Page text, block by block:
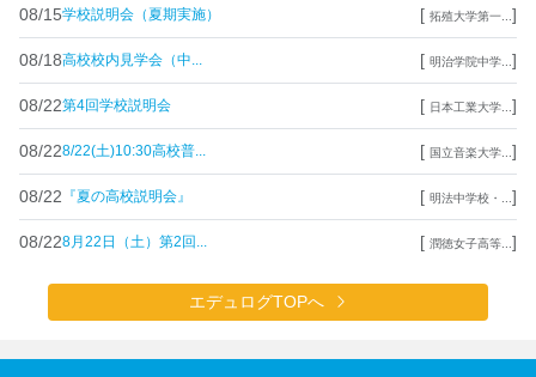
08/15学校説明会（夏期実施） [ 拓殖大学第一... ]
08/18高校校内見学会（中... [ 明治学院中学... ]
08/22第4回学校説明会 [ 日本工業大学... ]
08/228/22(土)10:30高校普... [ 国立音楽大学... ]
08/22 『夏の高校説明会』 [ 明法中学校・... ]
08/228月22日（土）第2回... [ 潤徳女子高等... ]
エデュログTOPへ